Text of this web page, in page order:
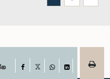
Facebook
WhatsAppLinkedIn